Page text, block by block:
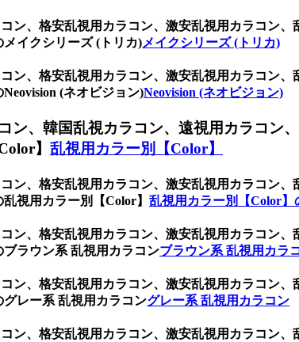
ン、格安乱視用カラコン、激安乱視用カラコン
イクシリーズ (トリカ)メイクシリーズ (トリカ)
ン、格安乱視用カラコン、激安乱視用カラコン
(ネオビジョン)Neovision (ネオビジョン)
、韓国乱視カラコン、遠視用カラコン
】 乱視用カラー別【Color】
ン、格安乱視用カラコン、激安乱視用カラコン
視用カラー別【Color】 乱視用カラー別【Color】
ン、格安乱視用カラコン、激安乱視用カラコン
ラウン系 乱視用カラコンブラウン系 乱視用カラ
ン、格安乱視用カラコン、激安乱視用カラコン
レー系 乱視用カラコングレー系 乱視用カラコン
ン、格安乱視用カラコン、激安乱視用カラコン